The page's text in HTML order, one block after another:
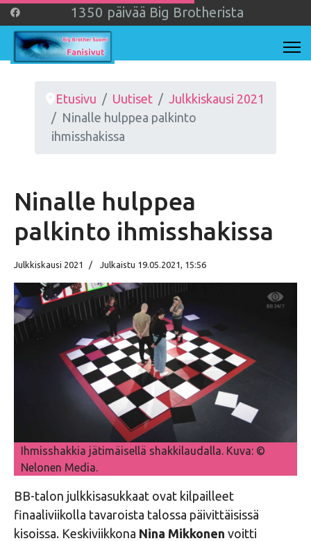
1 350 päivää Big Brotherista
Etusivu Uutiset
Julkkiskausi 2021
Ninalle hulppea palkinto
ihmisshakissa
Ninalle hulppea
palkinto ihmisshakissa
Julkkiskausi 2021 Julkaistu 19.05.2021, 15:56
Ihmisshakkia jätimäisellä shakkilaudalla. Kuva: ©
Nelonen Media.
BB-talon julkkisasukkaat ovat kilpailleet
finaaliviikolla tavaroista talossa päivittäisissä
kisoissa. Keskiviikkona Nina Mikkonen voitti